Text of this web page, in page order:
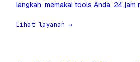
langkah, memakai tools Anda, 24 jam
Lihat layanan →